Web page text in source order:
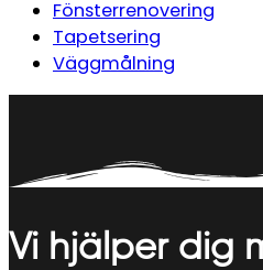
Fönsterrenovering
Tapetsering
Väggmålning
Vi hjälper dig